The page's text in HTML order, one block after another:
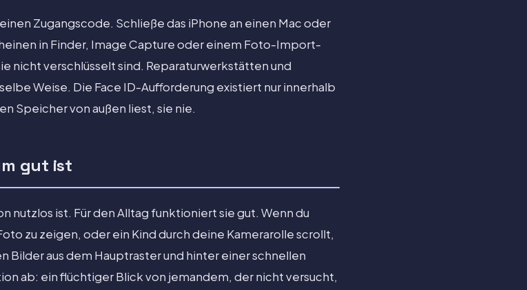
Zugangscode. Schließe das iPhone an einen Mac oder
in Finder, Image Capture oder einem Foto-Import-
nicht verschlüsselt sind. Reparaturwerkstätten und
Weise. Die Face ID-Aufforderung existiert nur innerhalb
Speicher von außen liest, sie nie.
gut ist
nutzlos ist. Für den Alltag funktioniert sie gut. Wenn du
zu zeigen, oder ein Kind durch deine Kamerarolle scrollt,
Bilder aus dem Hauptraster und hinter einer schnellen
ab: ein flüchtiger Blick von jemandem, der nicht versucht,